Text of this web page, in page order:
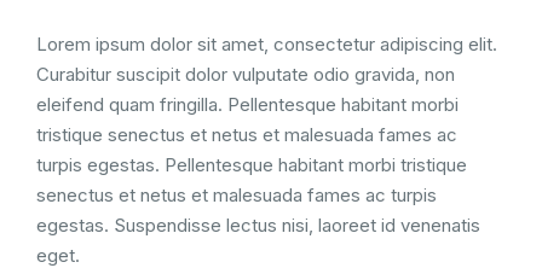
Lorem ipsum dolor sit amet, consectetur adipiscing elit.
Curabitur suscipit dolor vulputate odio gravida, non
eleifend quam fringilla. Pellentesque habitant morbi
tristique senectus et netus et malesuada fames ac
turpis egestas. Pellentesque habitant morbi tristique
senectus et netus et malesuada fames ac turpis
egestas. Suspendisse lectus nisi, laoreet id venenatis
eget.